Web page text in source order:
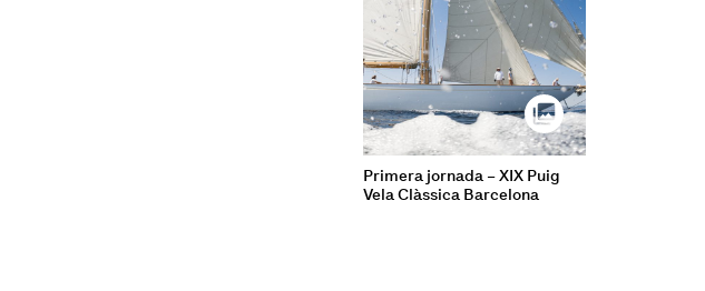
Primera jornada – XIX Puig
Vela Clàssica Barcelona